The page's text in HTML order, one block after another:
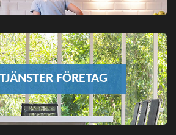
FÖRETAG